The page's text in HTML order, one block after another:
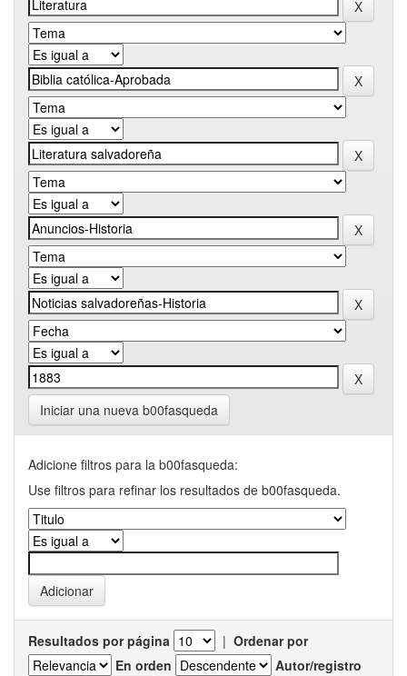
Iniciar una nueva b00fasqueda
Adicione filtros para la b00fasqueda:
Use filtros para refinar los resultados de b00fasqueda.
Resultados por página | Ordenar por
En orden
Autor/registro